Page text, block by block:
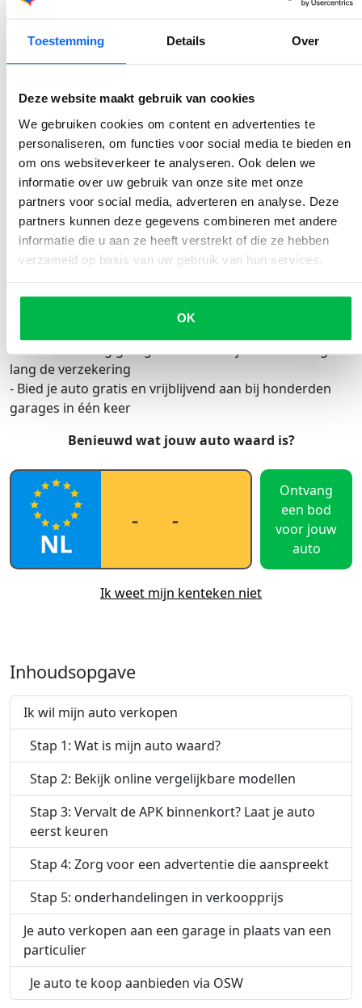
Toestemming Details Over
Deze website maakt gebruik van cookies
We gebruiken cookies om content en advertenties te
personaliseren, om functies voor social media te bieden en
om ons websiteverkeer te analyseren. Ook delen we
informatie over uw gebruik van onze site met onze
partners voor social media, adverteren en analyse. Deze
partners kunnen deze gegevens combineren met andere
informatie die u aan ze heeft verstrekt of die ze hebben
verzameld op basis van uw gebruik van hun services.
OK
garage. Maar zelfs als je ‘m aan een garage verkoopt
viaMarktplaats, moet je alsnog de afhandeling zelf
regelen.Het kan ook makkelijker en sneller
, door je
auto direct aan te bieden aan méér dan 500 erkende
Je auto te koop aanbieden via OSW
Verkoop je je auto via OSW, dan krijgen deaangesloten
garages direct een melding hiervan. De kans is groot
dat jij daardoor meerdere biedingenontvangt voor je
oudeofafgekeurde auto,bestelauto,oldtimer,motor
of zelfsvrachtwagenbinnen 24 uur. Wij helpen je bij de
overschrijving en regelen de verkoop voor jou.Geen
gedoemet ongemakkelijke onderhandelingen en het is
snel geregeld. Je auto verkopen via OSW? Dan geniet je
van de volgende voordelen:
- Binnen een dag geregeld: zo betaal je niet onnodig
lang de verzekering
- Bied je auto gratis en vrijblijvend aan bij honderden
garages in één keer
Benieuwd wat jouw auto waard is?
Ontvang
een bod
voor jouw
auto
Ik weet mijn kenteken niet
Inhoudsopgave
Ik wil mijn auto verkopen
Stap 1: Wat is mijn auto waard?
Stap 2: Bekijk online vergelijkbare modellen
Stap 3: Vervalt de APK binnenkort? Laat je auto
eerst keuren
Stap 4: Zorg voor een advertentie die aanspreekt
Stap 5: onderhandelingen in verkoopprijs
Je auto verkopen aan een garage in plaats van een
particulier
Je auto te koop aanbieden via OSW